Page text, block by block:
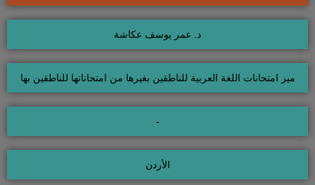
د. عمر يوسف عكاشة
ميز امتحانات اللغة العربية للناطقين بغيرها من امتحاناتها للناطقين بها
-
الأردن